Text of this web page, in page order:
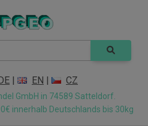
| EN | CZ
GmbH in 74589 Satteldorf.
innerhalb Deutschlands bis 30kg